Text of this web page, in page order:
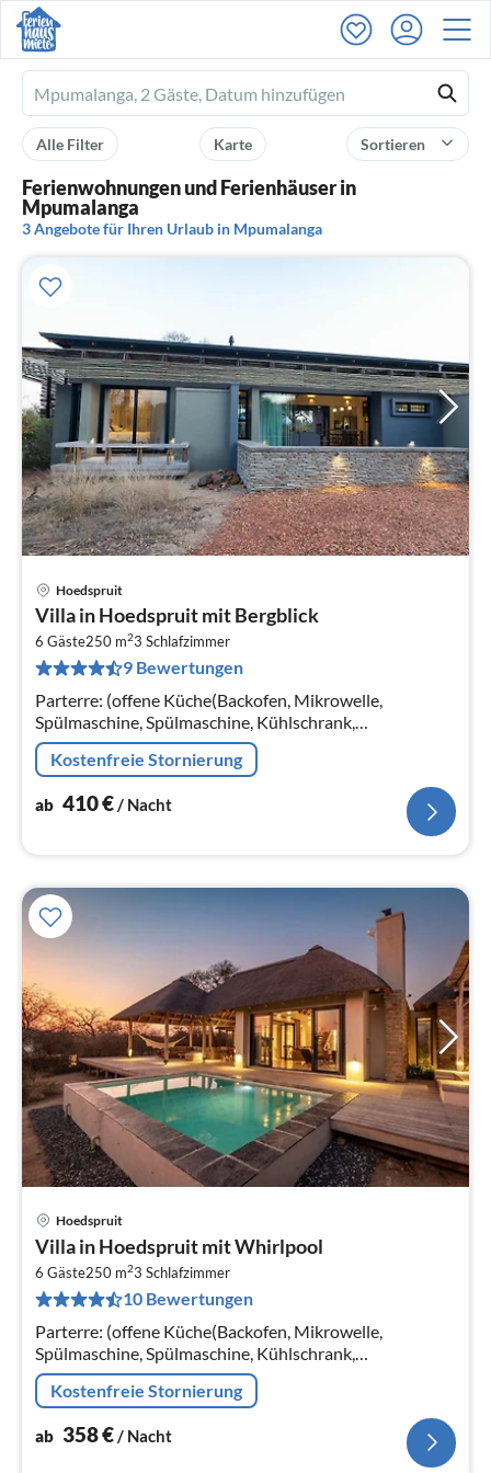
Ferienhausmiete
logo
Sortieren
Karte
Alle Filter
Ferienwohnungen und Ferienhäuser in
Mpumalanga
3 Angebote für Ihren Urlaub in Mpumalanga
Hoedspruit
Villa in Hoedspruit mit Bergblick
6 Gäste250 m23 Schlafzimmer
9 Bewertungen
Parterre: (offene Küche(Backofen, Mikrowelle,
Spülmaschine, Spülmaschine, Kühlschrank,
Tiefkühlschrank), Wohn/Esszimmer(TV, Esstisch,
Sitzecke)
Kostenfreie Stornierung
ab 410€/ Nacht
Hoedspruit
Villa in Hoedspruit mit Whirlpool
6 Gäste250 m23 Schlafzimmer
10 Bewertungen
Parterre: (offene Küche(Backofen, Mikrowelle,
Spülmaschine, Spülmaschine, Kühlschrank,
Tiefkühlschrank), Wohn/Esszimmer(TV, Esstisch,
Sitzecke)
Kostenfreie Stornierung
ab 358€/ Nacht